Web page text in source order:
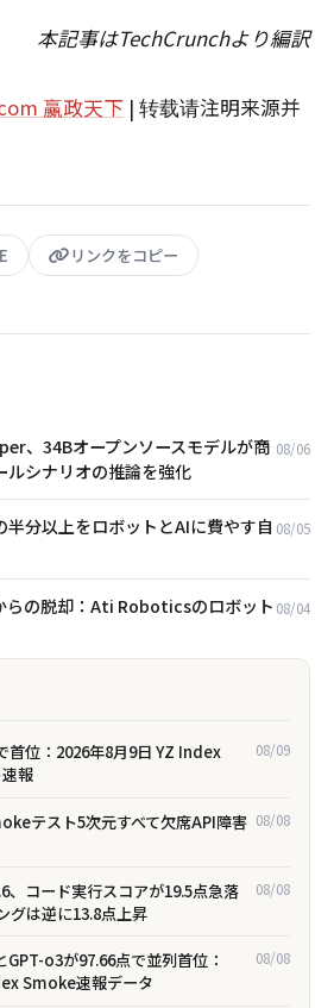
本記事はTechCrunchより編訳
赢政天下 | 转载请注明来源并
リンクをコピー
、34Bオープンソースモデルが商
シナリオの推論を強化
08/06
分以上をロボットとAIに費やす――自 08/05
らの脱却：Ati Roboticsのロボット 08/04
首位：2026年8月9日 YZ Index
報
08/09
テスト5次元すべて欠席――API障害 08/08
コード実行スコアが19.5点急落
は逆に13.8点上昇
08/08
o3が97.66点で並列首位：
Smoke速報データ
08/08